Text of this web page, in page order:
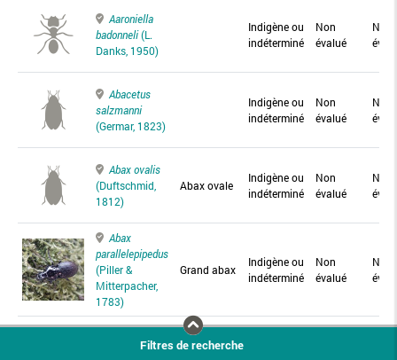
Aaroniella
badonneli(L.
Danks, 1950)
Indigène ou
indéterminé
Non
évalué
Non
Abacetus
salzmanni
(Germar, 1823)
Indigène ou
indéterminé
Non
évalué
Non
Abax ovalis
(Duftschmid,
1812)
Abax ovale
Indigène ou
indéterminé
Non
évalué
Non
Abax
parallelepipedus
(Piller &
Mitterpacher,
1783)
Grand abax
Indigène ou
indéterminé
Non
évalué
Non
Abax
Abax
Filtres de recherche